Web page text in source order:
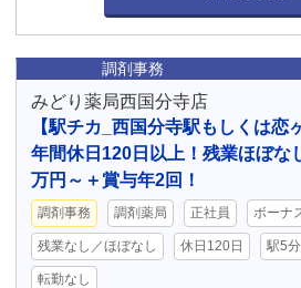
調剤事務
みどり薬局西国分寺店
【駅チカ_西国分寺駅もしくは恋
年間休日120日以上！残業ほぼな
万円～＋賞与年2回！
調剤事務 調剤薬局 正社員 ボーナ
残業なし／ほぼなし 休日120日 駅5分
転勤なし